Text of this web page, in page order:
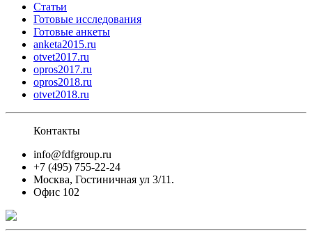
Статьи
Готовые исследования
Готовые анкеты
anketa2015.ru
otvet2017.ru
opros2017.ru
opros2018.ru
otvet2018.ru
Контакты
info@fdfgroup.ru
+7 (495) 755-22-24
Москва, Гостиничная ул 3/11.
Офис 102